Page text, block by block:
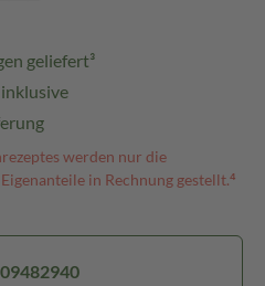
geliefert³
werden nur die
in Rechnung gestellt.⁴